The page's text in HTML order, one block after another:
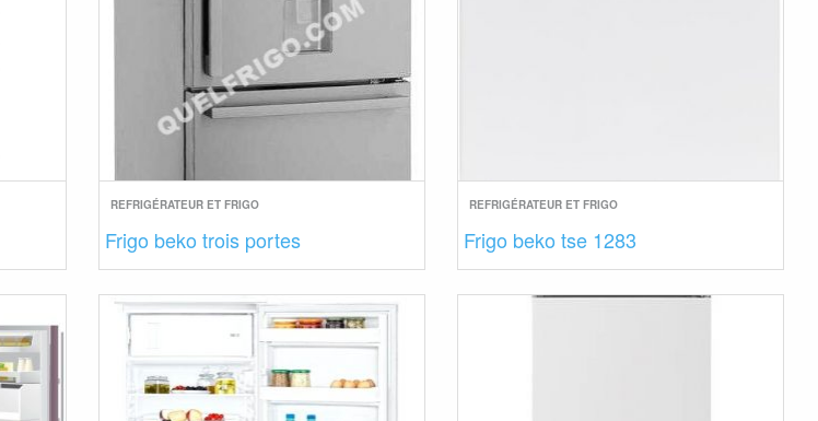
REFRIGÉRATEUR ET FRIGO
Frigo beko trois portes
REFRIGÉRATEUR ET FRIGO
Frigo beko tse 1283